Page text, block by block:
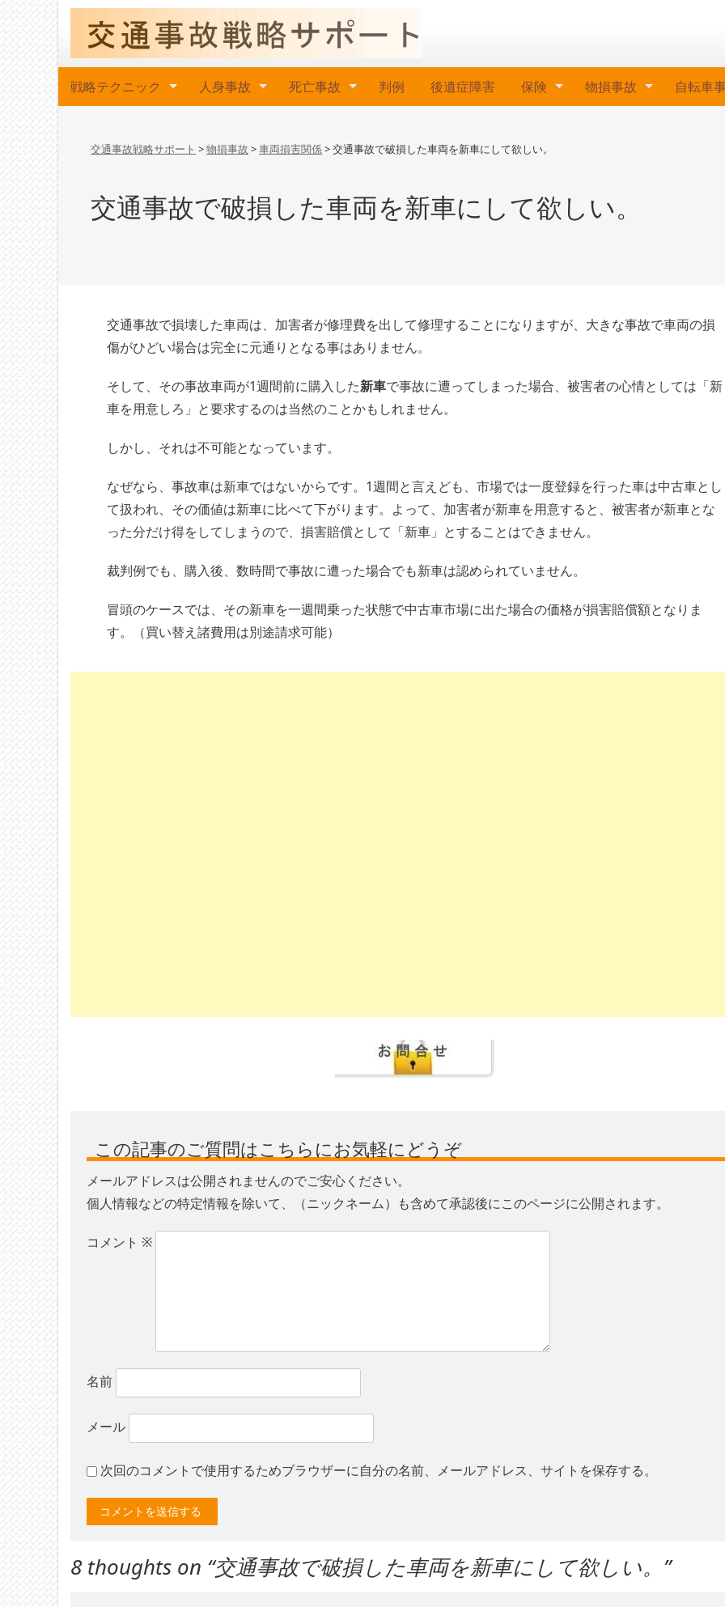
戦略テクニック 人身事故 死亡事故 判例 後遺症障害 保険 物損事故 自転車
交通事故戦略サポート >物損事故 >車両損害関係>交通事故で破損した車両を新車にして欲しい。
交通事故で破損した車両を新車にして欲しい。
交通事故で損壊した車両は、加害者が修理費を出して修理することになりますが、大きな事故で車両の損
傷がひどい場合は完全に元通りとなる事はありません。
そして、その事故車両が1週間前に購入した新車で事故に遭ってしまった場合、被害者の心情としては「新
車を用意しろ」と要求するのは当然のことかもしれません。
しかし、それは不可能となっています。
なぜなら、事故車は新車ではないからです。1週間と言えども、市場では一度登録を行った車は中古車とし
て扱われ、その価値は新車に比べて下がります。よって、加害者が新車を用意すると、被害者が新車とな
った分だけ得をしてしまうので、損害賠償として「新車」とすることはできません。
裁判例でも、購入後、数時間で事故に遭った場合でも新車は認められていません。
冒頭のケースでは、その新車を一週間乗った状態で中古車市場に出た場合の価格が損害賠償額となりま
す。（買い替え諸費用は別途請求可能）
この記事のご質問はこちらにお気軽にどうぞ
メールアドレスは公開されませんのでご安心ください。
個人情報などの特定情報を除いて、（ニックネーム）も含めて承認後にこのページに公開されます。
コメント ※
名前
メール
次回のコメントで使用するためブラウザーに自分の名前、メールアドレス、サイトを保存する。
8 thoughts on “交通事故で破損した車両を新車にして欲しい。 ”